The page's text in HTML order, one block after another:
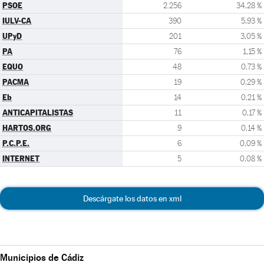
PSOE 2.256 34,28 %
IULV-CA 390 5,93 %
UPyD 201 3,05 %
PA 76 1,15 %
EQUO 48 0,73 %
PACMA 19 0,29 %
Eb 14 0,21 %
ANTICAPITALISTAS 11 0,17 %
HARTOS.ORG 9 0,14 %
P.C.P.E. 6 0,09 %
INTERNET 5 0,08 %
Descárgate los datos en xml
Municipios de Cádiz